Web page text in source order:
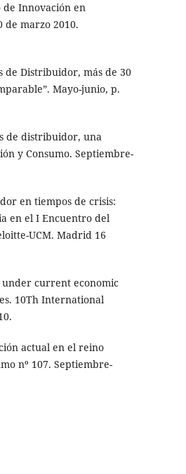
Innovación en
de marzo 2010.
de Distribuidor, más de 30
Mayo-junio, p.
de distribuidor, una
y Consumo. Septiembre-
en tiempos de crisis:
en el I Encuentro del
UCM. Madrid 16
under current economic
10Th International
actual en el reino
nº 107. Septiembre-